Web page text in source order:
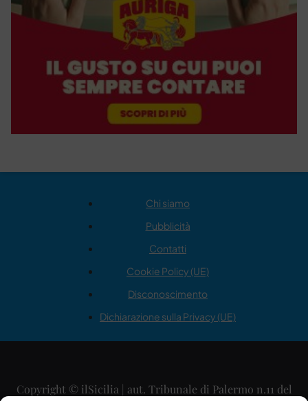
Chi siamo
Pubblicità
Contatti
Cookie Policy (UE)
Disconoscimento
Dichiarazione sulla Privacy (UE)
Copyright © ilSicilia | aut. Tribunale di Palermo n.11 del